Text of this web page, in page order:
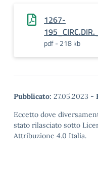
1267-
pdf - 218 kb
Pubblicato: 27.05.2023 -
Eccetto dove
stato rilasciato sotto
Attribuzione 4.0 Italia.